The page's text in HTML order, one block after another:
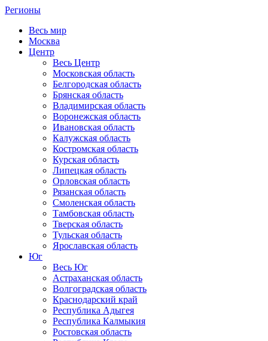
Регионы
Весь мир
Москва
Центр
Весь Центр
Московская область
Белгородская область
Брянская область
Владимирская область
Воронежская область
Ивановская область
Калужская область
Костромская область
Курская область
Липецкая область
Орловская область
Рязанская область
Смоленская область
Тамбовская область
Тверская область
Тульская область
Ярославская область
Юг
Весь Юг
Астраханская область
Волгоградская область
Краснодарский край
Республика Адыгея
Республика Калмыкия
Ростовская область